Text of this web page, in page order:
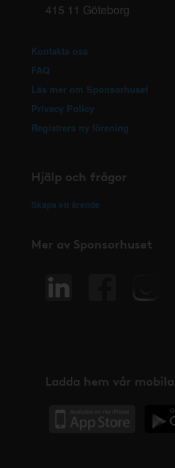
415 11 Göteborg
Kontakta oss
FAQ
Läs mer om Sponsorhuset
Privacy Policy
Registrera ny förening
Hjälp och frågor
Skapa ett ärende
Mer av Sponsorhuset
Ladda hem vår